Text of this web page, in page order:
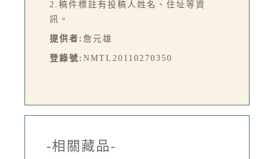
2.稿件標註有投稿人姓名、住址等資
訊。
提供者: 詹元雄
登錄號: NMTL20110270350
-相關藏品-